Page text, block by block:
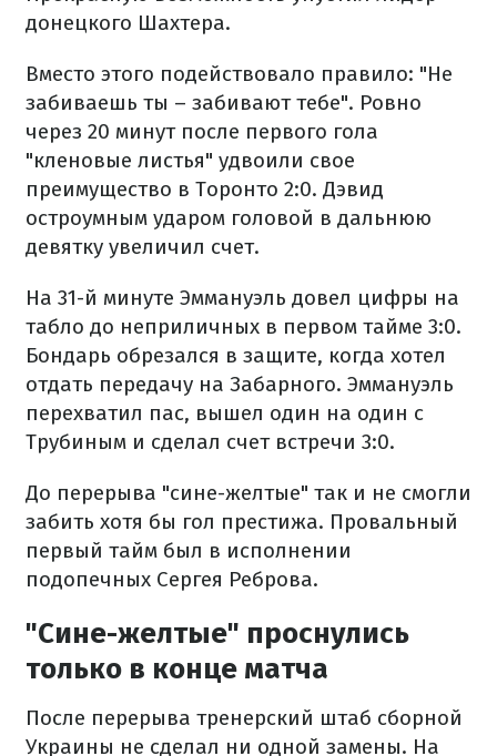
донецкого Шахтера.
Вместо этого подействовало правило: "Не
забиваешь ты – забивают тебе". Ровно
через 20 минут после первого гола
"кленовые листья" удвоили свое
преимущество в Торонто 2:0. Дэвид
остроумным ударом головой в дальнюю
девятку увеличил счет.
На 31-й минуте Эммануэль довел цифры на
табло до неприличных в первом тайме 3:0.
Бондарь обрезался в защите, когда хотел
отдать передачу на Забарного. Эммануэль
перехватил пас, вышел один на один с
Трубиным и сделал счет встречи 3:0.
До перерыва "сине-желтые" так и не смогли
забить хотя бы гол престижа. Провальный
первый тайм был в исполнении
подопечных Сергея Реброва.
"Сине-желтые" проснулись
только в конце матча
После перерыва тренерский штаб сборной
Украины не сделал ни одной замены. На